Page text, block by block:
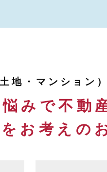
地・マンション
みで不動
お考えの